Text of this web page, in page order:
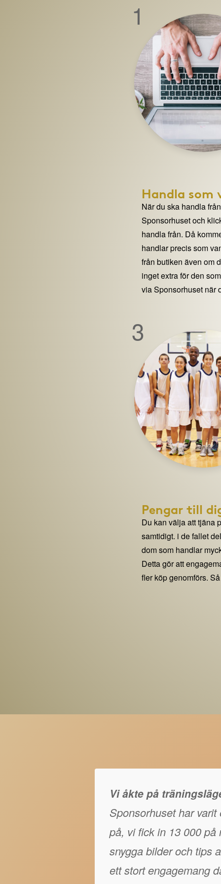
1
Handla som
När du ska handla
Sponsorhuset och
handla från. Då
handlar precis som
från butiken även om
inget extra för den
via Sponsorhuset när
3
Pengar till
Du kan välja att tjäna
samtidigt. i de fallet
dom som handlar
Detta gör att
fler köp genomförs.
Vi åkte på
Sponsorhuset har
på, vi fick in 13 000 på
snygga bilder och tips
ett stort engagemang